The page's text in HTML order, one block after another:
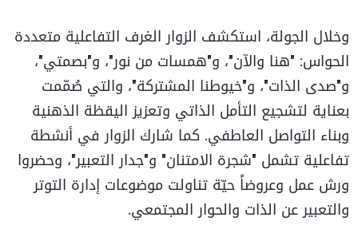
وخلال الجولة، استكشف الزوار الغرف التفاعلية متعددة
الحواس: "هنا والآن"، و"همسات من نور"، و"بصمتي"،
و"صدى الذات"، و"خيوطنا المشتركة"، والتي صُمّمت
بعناية لتشجيع التأمل الذاتي وتعزيز اليقظة الذهنية
وبناء التواصل العاطفي. كما شارك الزوار في أنشطة
تفاعلية تشمل "شجرة الامتنان" و"جدار التعبير"، وحضروا
ورش عمل وعروضاً حيّة تناولت موضوعات إدارة التوتر
والتعبير عن الذات والحوار المجتمعي.